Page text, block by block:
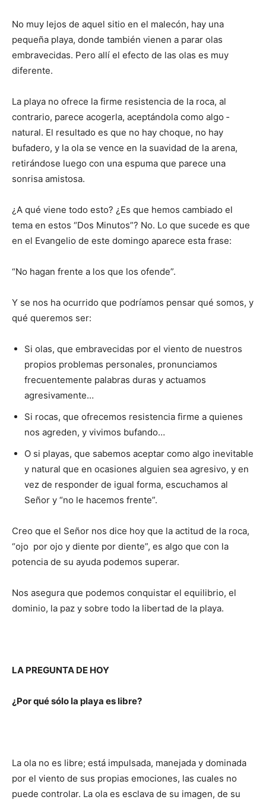
No muy lejos de aquel sitio en el malecón, hay una
pequeña playa, donde también vienen a parar olas
embravecidas. Pero allí el efecto de las olas es muy
diferente.
La playa no ofrece la firme resis­tencia de la roca, al
contrario, parece acogerla, aceptándola como algo ­
natural. El resultado es que no hay cho­que, no hay
bufadero, y la ola se vence en la suavidad de la arena,
reti­rándose luego con una espuma que parece una
sonrisa amistosa.
¿A qué viene todo esto? ¿Es que hemos cambiado el
tema en estos “Dos Minutos”? No. Lo que sucede es que
en el Evangelio de este domingo aparece esta frase:
“No hagan frente a los que los ofende”.
Y se nos ha ocurrido que podría­mos pensar qué somos, y
qué queremos ser:
Si olas, que embravecidas por el viento de nuestros
propios problemas personales, pronunciamos
frecuentemente palabras duras y actuamos
agresivamente…
Si rocas, que ofrecemos resistencia firme a quienes
nos agreden, y vivimos bufando…
O si playas, que sabemos aceptar como algo inevitable
y natural que en ocasiones alguien sea agresivo, y en
vez de responder de igual forma, escu­chamos al
Señor y “no le hacemos frente”.
Creo que el Señor nos dice hoy que la actitud de la roca,
“ojo por ojo y diente por diente”, es algo que con la
potencia de su ayuda podemos supe­rar.
Nos asegura que podemos conquistar el equilibrio, el
dominio, la paz y sobre todo la libertad de la playa.
LA PREGUNTA DE HOY
¿Por qué sólo la playa es libre?
La ola no es libre; está impulsada, manejada y dominada
por el viento de sus propias emociones, las cuales no
puede controlar. La ola es esclava de su imagen, de su